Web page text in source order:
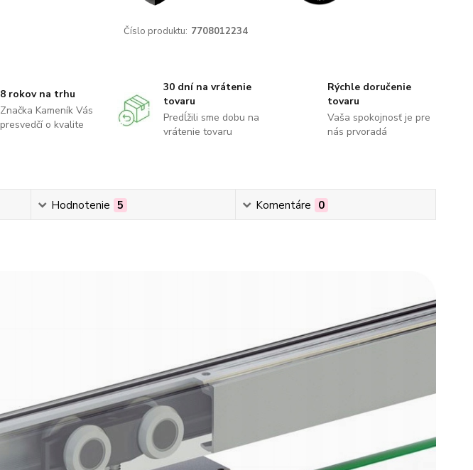
Číslo produktu: 7708012234
8 rokov na trhu
Značka Kameník Vás
presvedčí o kvalite
30 dní na vrátenie
tovaru
Predĺžili sme dobu na
vrátenie tovaru
Rýchle doručenie
tovaru
Vaša spokojnosť je pre
nás prvoradá
Hodnotenie 5 Komentáre 0